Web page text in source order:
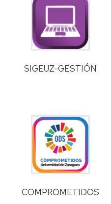
SIGEUZ-GESTIÓN
COMPROMETIDOS